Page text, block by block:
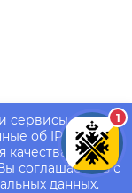
сервисы сбора
об IP-адресе,
работы
соглашаетесь с
данных.
1